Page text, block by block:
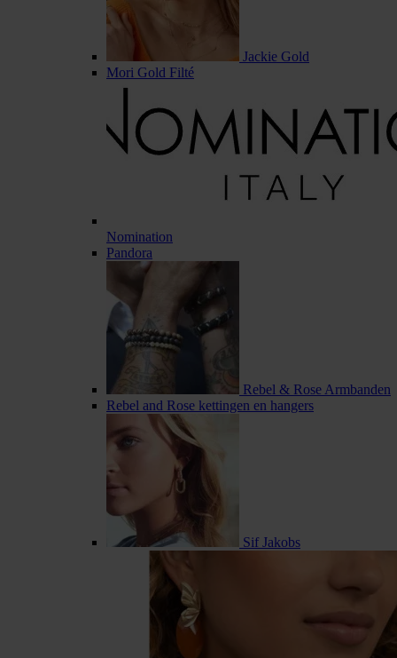
Jackie Gold
Mori Gold Filté
Nomination
Pandora
Rebel & Rose Armbanden
Rebel and Rose kettingen en hangers
Sif Jakobs